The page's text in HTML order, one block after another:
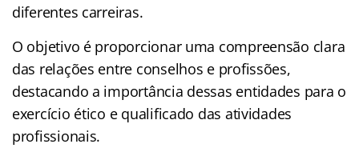
diferentes carreiras.
O objetivo é proporcionar uma compreensão clara
das relações entre conselhos e profissões,
destacando a importância dessas entidades para o
exercício ético e qualificado das atividades
profissionais.